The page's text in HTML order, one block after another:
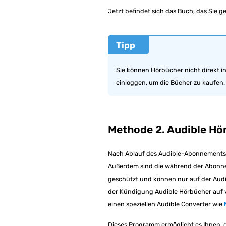
Jetzt befindet sich das Buch, das Sie
Tipp
Sie können Hörbücher nicht direkt
einloggen, um die Bücher zu kaufen.
Methode 2. Audible
Nach Ablauf des Audible-
Außerdem sind die während der
geschützt und können nur auf der
der Kündigung Audible Hörbücher auf
einen speziellen Audible Converter wie